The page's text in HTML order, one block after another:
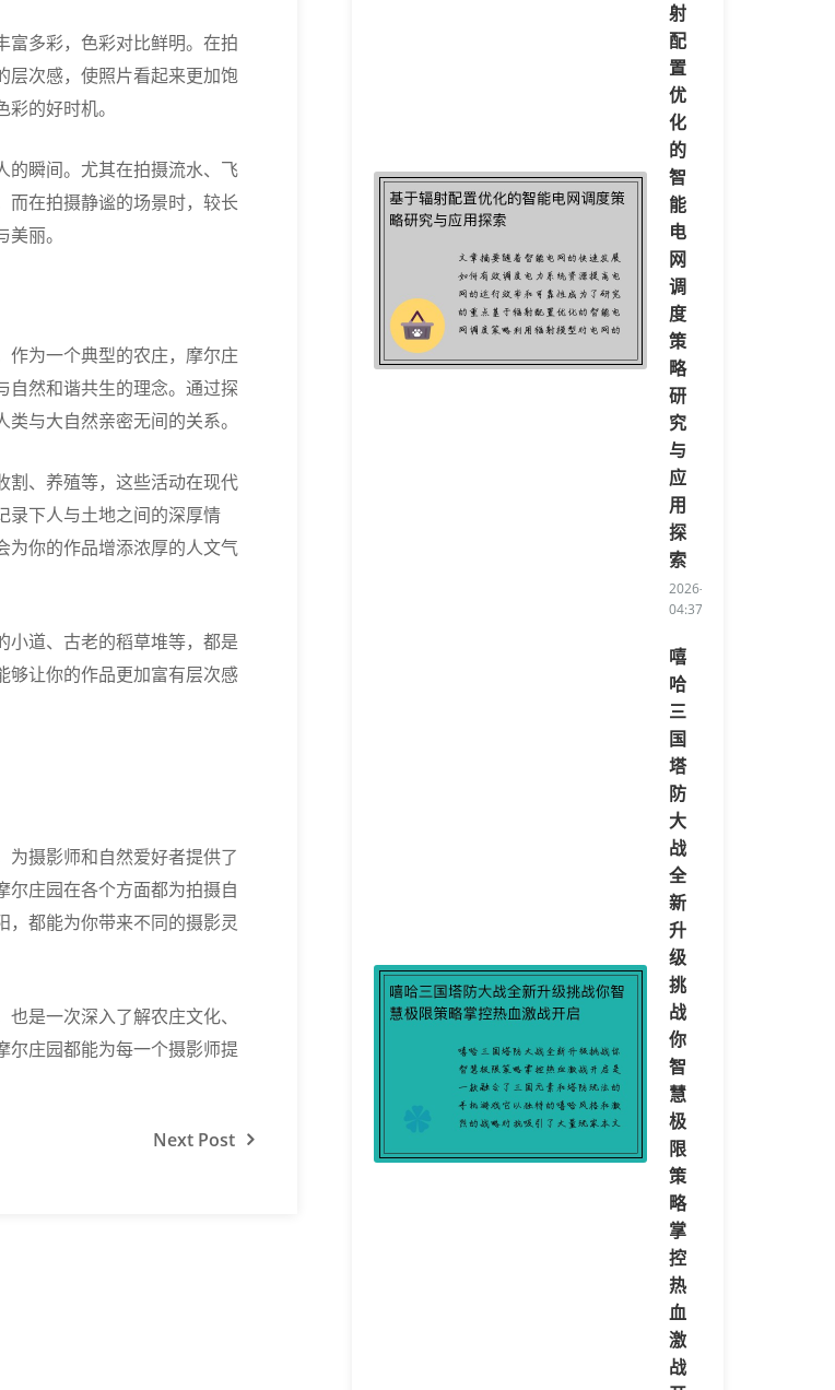
富多彩，色彩对比鲜明。在拍
层次感，使照片看起来更加饱
的好时机。
的瞬间。尤其在拍摄流水、飞
而在拍摄静谧的场景时，较长
丽。
作为一个典型的农庄，摩尔庄
自然和谐共生的理念。通过探
与大自然亲密无间的关系。
割、养殖等，这些活动在现代
录下人与土地之间的深厚情
为你的作品增添浓厚的人文气
小道、古老的稻草堆等，都是
够让你的作品更加富有层次感
为摄影师和自然爱好者提供了
尔庄园在各个方面都为拍摄自
，都能为你带来不同的摄影灵
是一次深入了解农庄文化、
尔庄园都能为每一个摄影师提
Next Post
射
配
置
优
化
的
智
能
电
网
调
度
策
略
研
究
与
应
用
探
索
2026-08-06
04:37:46/li>
嘻
哈
三
国
塔
防
大
战
全
新
升
级
挑
战
你
智
慧
极
限
策
略
掌
控
热
血
激
战